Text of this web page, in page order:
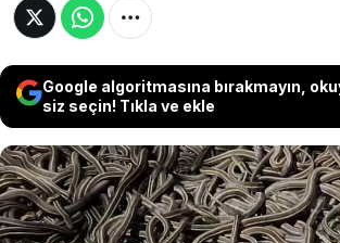
Google algoritmasına bırakmayın,
siz seçin! Tıkla ve ekle
Manitoba eyaletindeki